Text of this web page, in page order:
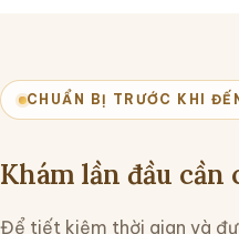
CHUẨN BỊ TRƯỚC KHI
Khám lần đầu cần
Để tiết kiệm thời gian và